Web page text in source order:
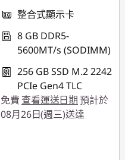
整合式顯示卡
8 GB DDR5-
5600MT/s (SODIMM)
256 GB SSD M.2 2242
PCIe Gen4 TLC
免費 查看運送日期預計於
08月26日(週三)送達